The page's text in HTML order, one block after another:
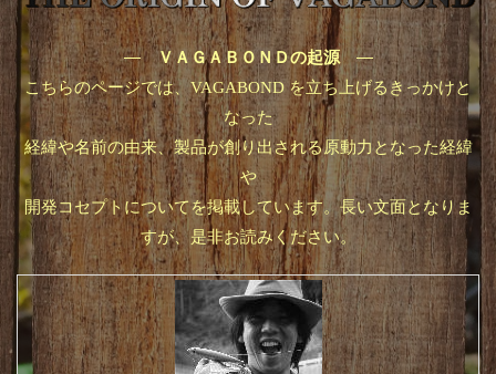
―ＶＡＧＡＢＯＮＤの起源―
こちらのページでは、VAGABOND を立ち上げるきっかけと
なった
経緯や名前の由来、製品が創り出される原動力となった経緯
や
開発コセプトについてを掲載しています。長い文面となりま
すが、是非お読みください。